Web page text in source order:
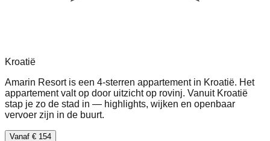
Kroatië
Amarin Resort is een 4-sterren appartement in Kroatië. Het
appartement valt op door uitzicht op rovinj. Vanuit Kroatië
stap je zo de stad in — highlights, wijken en openbaar
vervoer zijn in de buurt.
Vanaf € 154